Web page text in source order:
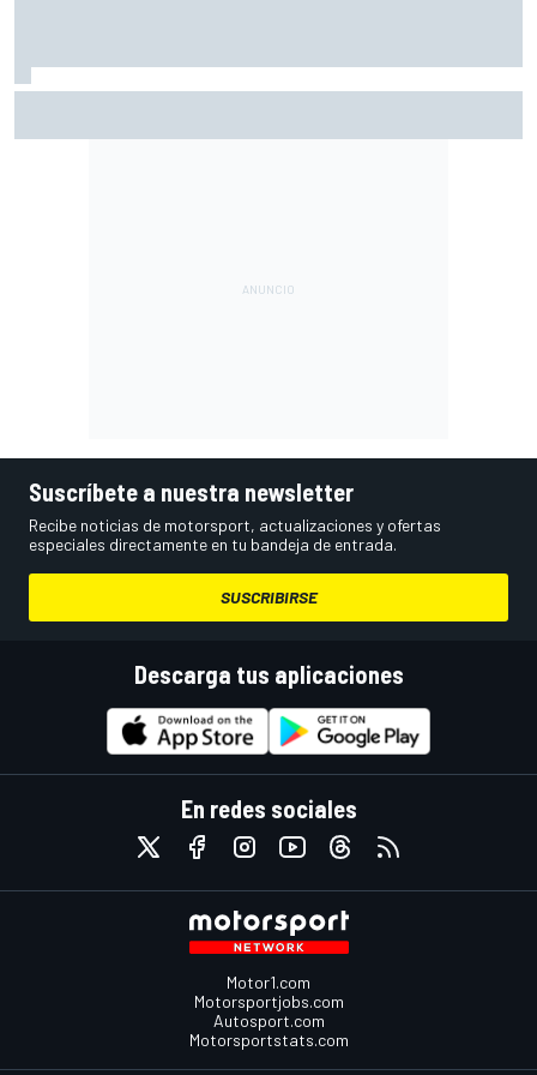
Suscríbete a nuestra newsletter
Recibe noticias de motorsport, actualizaciones y ofertas
especiales directamente en tu bandeja de entrada.
SUSCRIBIRSE
Descarga tus aplicaciones
En redes sociales
Motor1.com
Motorsportjobs.com
Autosport.com
Motorsportstats.com